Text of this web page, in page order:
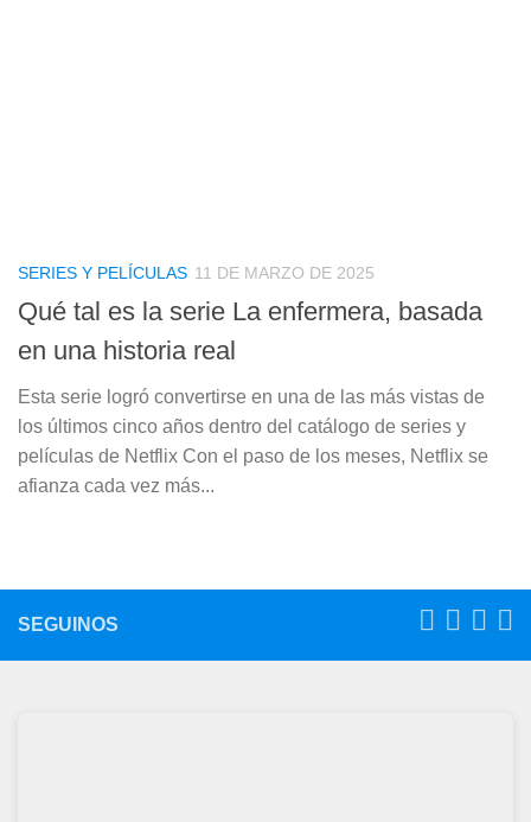
SERIES Y PELÍCULAS 11 DE MARZO DE 2025
Qué tal es la serie La enfermera, basada
en una historia real
Esta serie logró convertirse en una de las más vistas de
los últimos cinco años dentro del catálogo de series y
películas de Netflix Con el paso de los meses, Netflix se
afianza cada vez más...
SEGUINOS